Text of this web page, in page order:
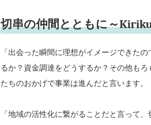
切串の仲間とともに～
「出会った瞬間に理想がイメージできた
るか？資金調達をどうするか？その他も
たちのおかげで事業は進んだと言います。
「地域の活性化に繋がることだと言って